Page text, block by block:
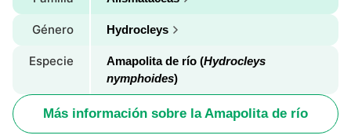
Género Hydrocleys
Especie Amapolita de río (Hydrocleys
nymphoides)
Más información sobre la Amapolita de río